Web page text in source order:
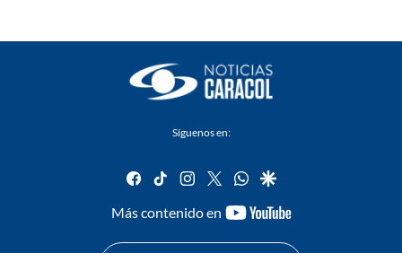
Síguenos en:
facebook
tiktok instagram
twitterwhatsapp
google
Más contenido en
youtube-